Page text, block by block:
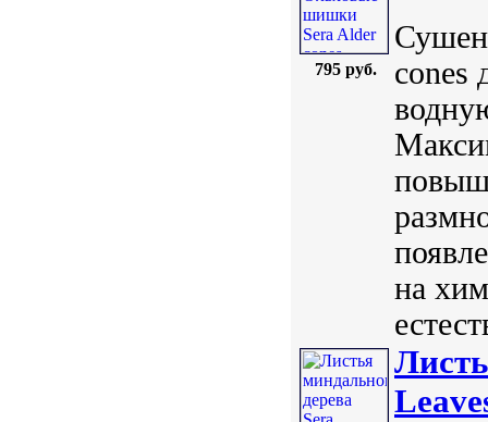
795 руб.
cones
на